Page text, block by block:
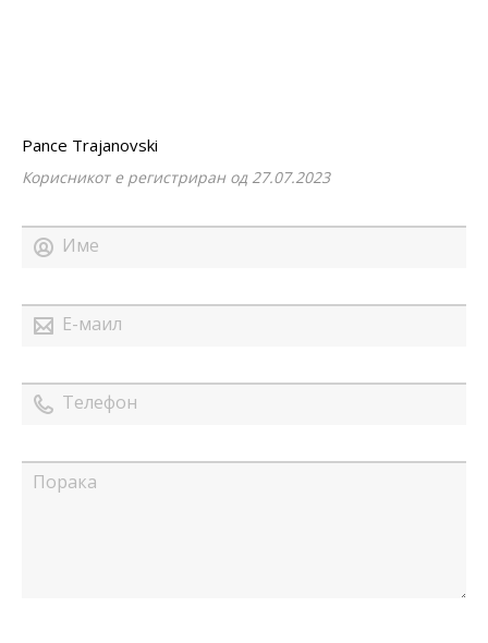
Pance Trajanovski
Корисникот е регистриран од 27.07.2023